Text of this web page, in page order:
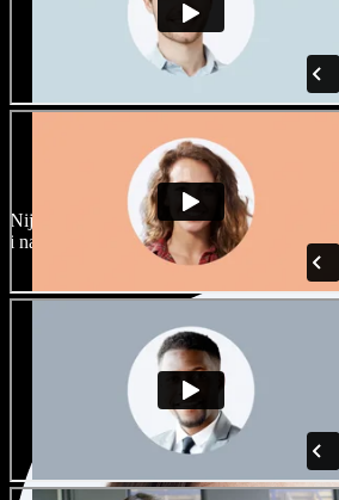
Veliki izbor muških i
raznih
Nijedan projekt ne mora zvučati isto.
i naglasaka i prilagodite ih sebi.